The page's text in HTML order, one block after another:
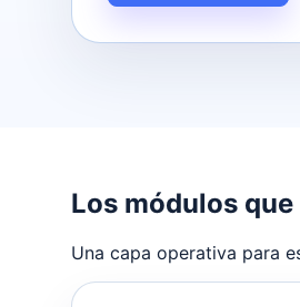
Los módulos
Una capa operativa para